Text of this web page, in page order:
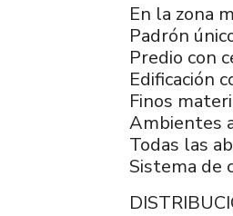
En la zona
Padrón
Predio con
Edificación
Finos
Ambientes
Todas las
Sistema de